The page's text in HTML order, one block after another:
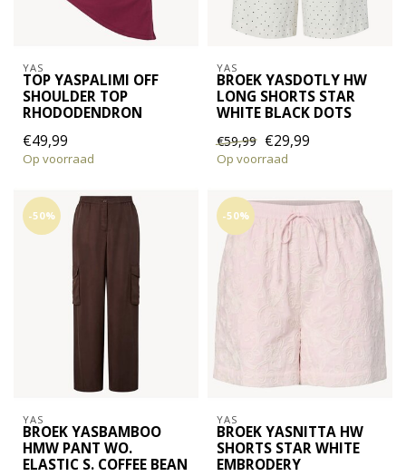
YAS
TOP YASPALIMI OFF
SHOULDER TOP
RHODODENDRON
€49,99
Op voorraad
YAS
BROEK YASDOTLY HW
LONG SHORTS STAR
WHITE BLACK DOTS
€59,99 €29,99
Op voorraad
-50%
YAS
BROEK YASBAMBOO
HMW PANT WO.
ELASTIC S. COFFEE BEAN
-50%
YAS
BROEK YASNITTA HW
SHORTS STAR WHITE
EMBRODERY